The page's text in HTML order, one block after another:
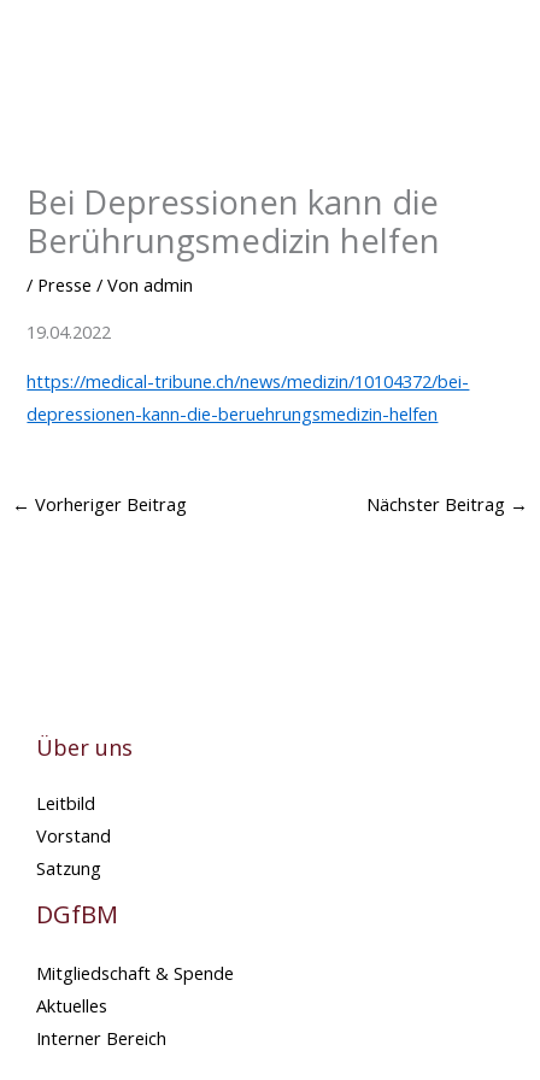
Bei Depressionen kann die
Berührungsmedizin helfen
/ Presse / Vonadmin
19.04.2022
https://medical-tribune.ch/news/medizin/10104372/bei-
depressionen-kann-die-beruehrungsmedizin-helfen
← Vorheriger Beitrag Nächster Beitrag →
Über uns
Leitbild
Vorstand
Satzung
DGfBM
Mitgliedschaft & Spende
Aktuelles
Interner Bereich